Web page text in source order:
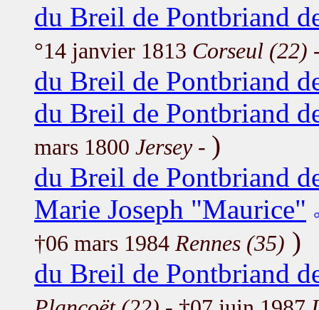
du Breil de Pontbriand
°14 janvier 1813 Corseul (22)
du Breil de Pontbriand
du Breil de Pontbriand
mars 1800 Jersey- )
du Breil de Pontbriand
Marie Joseph "Maurice"
†06 mars 1984 Rennes (35) )
du Breil de Pontbriand